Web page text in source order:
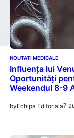
NOUTATI MEDICALE
Influența lui
Oportunități
Weekendul 8-9
byEchipa Editoriala7